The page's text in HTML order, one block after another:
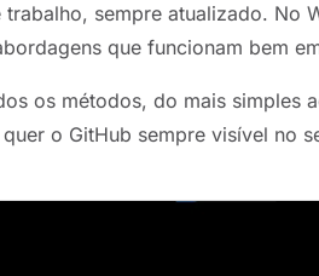
trabalho, sempre atualizado. No
que funcionam bem
os métodos, do mais simples
o GitHub sempre visível no